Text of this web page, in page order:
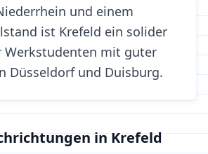
und einem
ist Krefeld ein solider
Werkstudenten mit guter
Düsseldorf und Duisburg.
inKrefeld